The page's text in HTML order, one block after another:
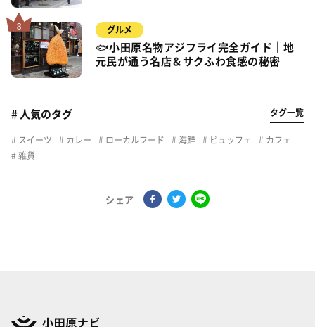
グルメ
🐟小田原名物アジフライ完全ガイド｜地
元民が通う名店＆サクふわ食感の秘密
# 人気のタグ タグ一覧
スイーツ カレー ローカルフード 海鮮 ビュッフェ
カフェ
雑貨
シェア